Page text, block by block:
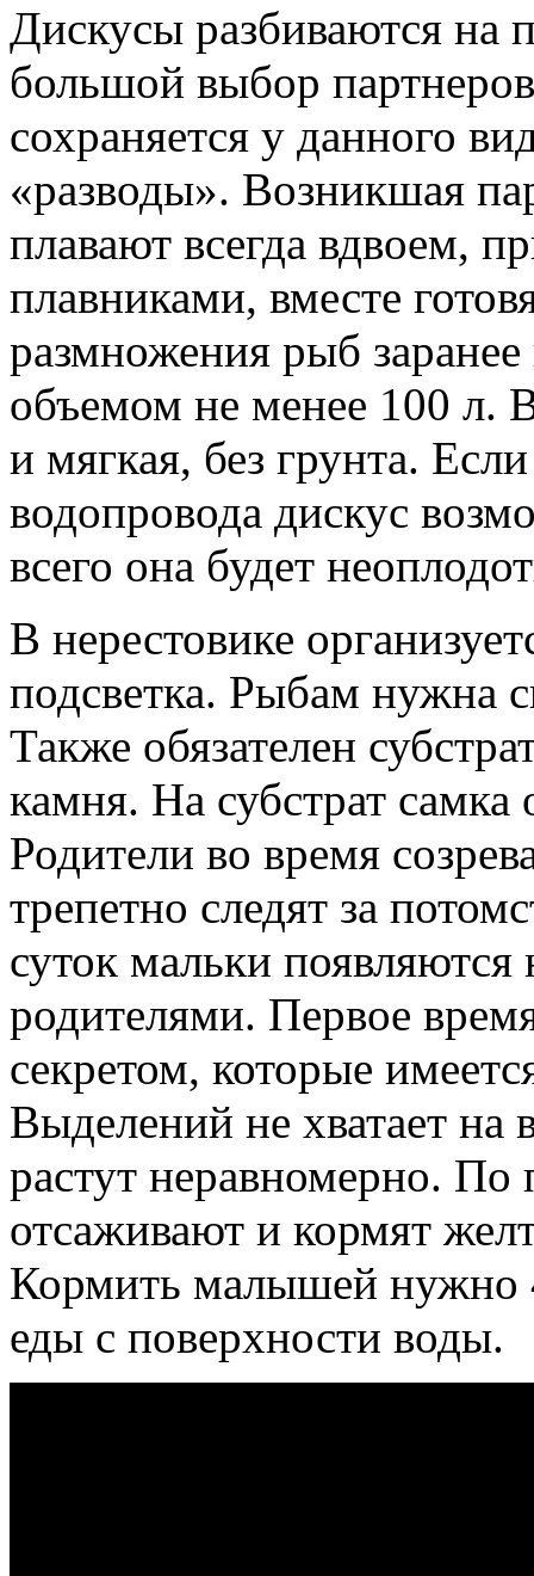
Дискусы разбиваются на
большой выбор
сохраняется у данного
«разводы». Возникшая
плавают всегда вдвоем,
плавниками, вместе
размножения рыб
объемом не менее 100 л.
и мягкая, без грунта.
водопровода дискус
всего она будет
В нерестовике
подсветка. Рыбам нужна
Также обязателен
камня. На субстрат
Родители во время
трепетно следят за
суток мальки
родителями. Первое
секретом, которые
Выделений не хватает
растут неравномерно.
отсаживают и кормят
Кормить малышей нужно
еды с поверхности воды.